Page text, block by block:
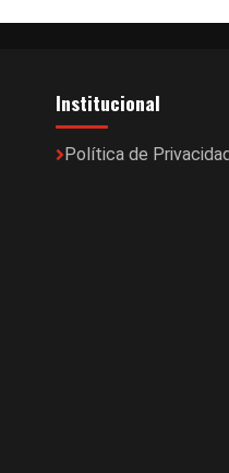
Institucional
Política de